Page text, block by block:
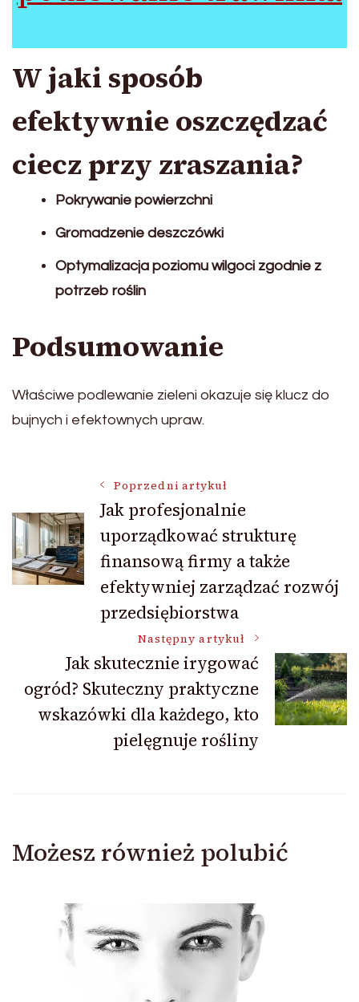
W jaki sposób
efektywnie oszczędzać
ciecz przy zraszania?
Pokrywanie powierzchni
Gromadzenie deszczówki
Optymalizacja poziomu wilgoci zgodnie z
potrzeb roślin
Podsumowanie
Właściwe podlewanie zieleni okazuje się klucz do
bujnych i efektownych upraw.
Nawigacja
wpisu
Poprzedni artykuł
Jak profesjonalnie
uporządkować strukturę
finansową firmy a także
efektywniej zarządzać rozwój
przedsiębiorstwa
Następny artykuł
Jak skutecznie irygować
ogród? Skuteczny praktyczne
wskazówki dla każdego, kto
pielęgnuje rośliny
Możesz również polubić